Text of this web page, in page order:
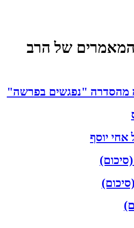
של הרב
מהסדרה "נפגשים בפרשה"
יוסף